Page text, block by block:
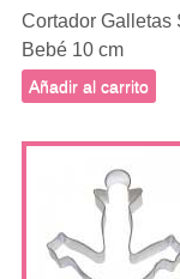
Cortador Galletas
Bebé 10 cm
Añadir al carrito